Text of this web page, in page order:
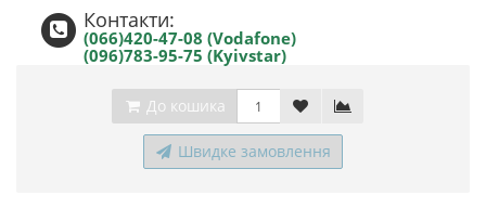
Контакти:
(066)420-47-08 (Vodafone)
(096)783-95-75 (Kyivstar)
До кошика
Швидке замовлення